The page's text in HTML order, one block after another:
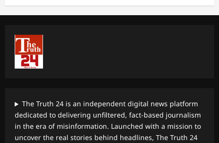
The Truth 24 is an independent digital news platform
dedicated to delivering unfiltered, fact-based journalism
in the era of misinformation. Launched with a mission to
uncover the real stories behind headlines, The Truth 24